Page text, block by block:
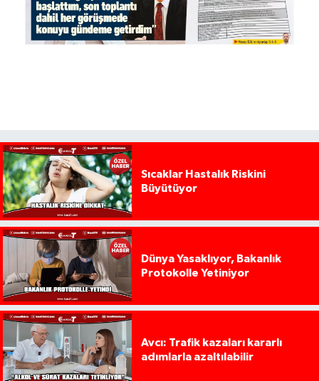
Sıcaklar Hastalık Riskini
Büyütüyor
Dünya Yasaklıyor, Bakanlık
Protokolle Yetiniyor
Avcı: Trafik kazaları kararlı
adımlarla azaltılabilir